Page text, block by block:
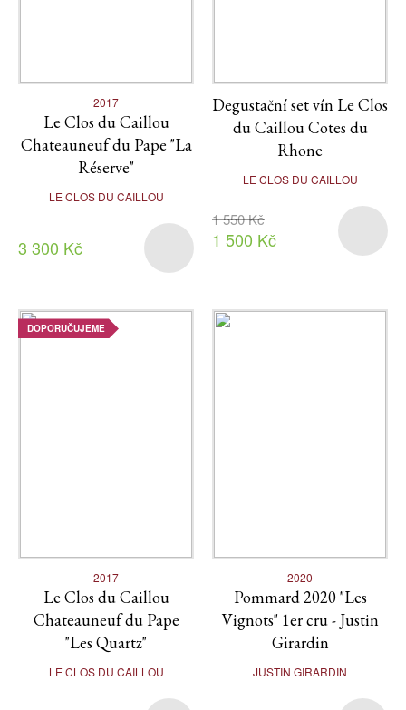
2017
Le Clos du Caillou
Chateauneuf du Pape "La
Réserve"
LE CLOS DU CAILLOU
3 300 Kč
Degustační set vín Le Clos
du Caillou Cotes du
Rhone
LE CLOS DU CAILLOU
1 550 Kč
1 500 Kč
DOPORUČUJEME
2017
Le Clos du Caillou
Chateauneuf du Pape
"Les Quartz"
LE CLOS DU CAILLOU
2020
Pommard 2020 "Les
Vignots" 1er cru - Justin
Girardin
JUSTIN GIRARDIN